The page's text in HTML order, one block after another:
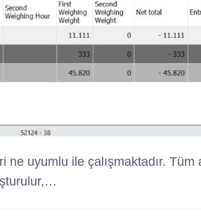
uyumlu ile çalışmaktadır. Tüm